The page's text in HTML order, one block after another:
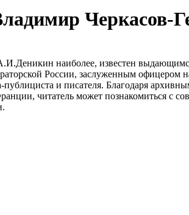
Черкасов-
наиболее, известен
России, заслуженным офицером
и писателя. Благодаря
читатель может познакомиться с